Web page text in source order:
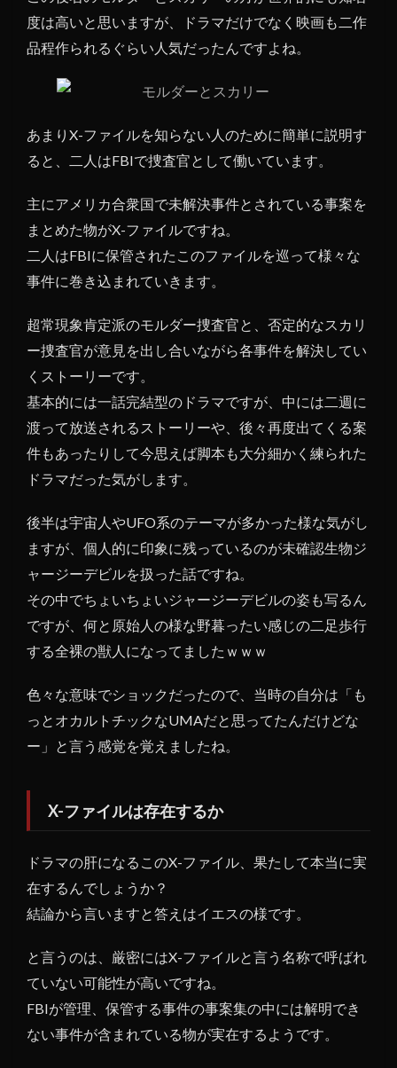
度は高いと思いますが、ドラマだけでなく映画も二作
品程作られるぐらい人気だったんですよね。
あまりX-ファイルを知らない人のために簡単に説明す
ると、二人はFBIで捜査官として働いています。
主にアメリカ合衆国で未解決事件とされている事案を
まとめた物がX-ファイルですね。
二人はFBIに保管されたこのファイルを巡って様々な
事件に巻き込まれていきます。
超常現象肯定派のモルダー捜査官と、否定的なスカリ
ー捜査官が意見を出し合いながら各事件を解決してい
くストーリーです。
基本的には一話完結型のドラマですが、中には二週に
渡って放送されるストーリーや、後々再度出てくる案
件もあったりして今思えば脚本も大分細かく練られた
ドラマだった気がします。
後半は宇宙人やUFO系のテーマが多かった様な気がし
ますが、個人的に印象に残っているのが未確認生物ジ
ャージーデビルを扱った話ですね。
その中でちょいちょいジャージーデビルの姿も写るん
ですが、何と原始人の様な野暮ったい感じの二足歩行
する全裸の獣人になってましたｗｗｗ
色々な意味でショックだったので、当時の自分は「も
っとオカルトチックなUMAだと思ってたんだけどな
ー」と言う感覚を覚えましたね。
X-ファイルは存在するか
ドラマの肝になるこのX-ファイル、果たして本当に実
在するんでしょうか？
結論から言いますと答えはイエスの様です。
と言うのは、厳密にはX-ファイルと言う名称で呼ばれ
ていない可能性が高いですね。
FBIが管理、保管する事件の事案集の中には解明でき
ない事件が含まれている物が実在するようです。